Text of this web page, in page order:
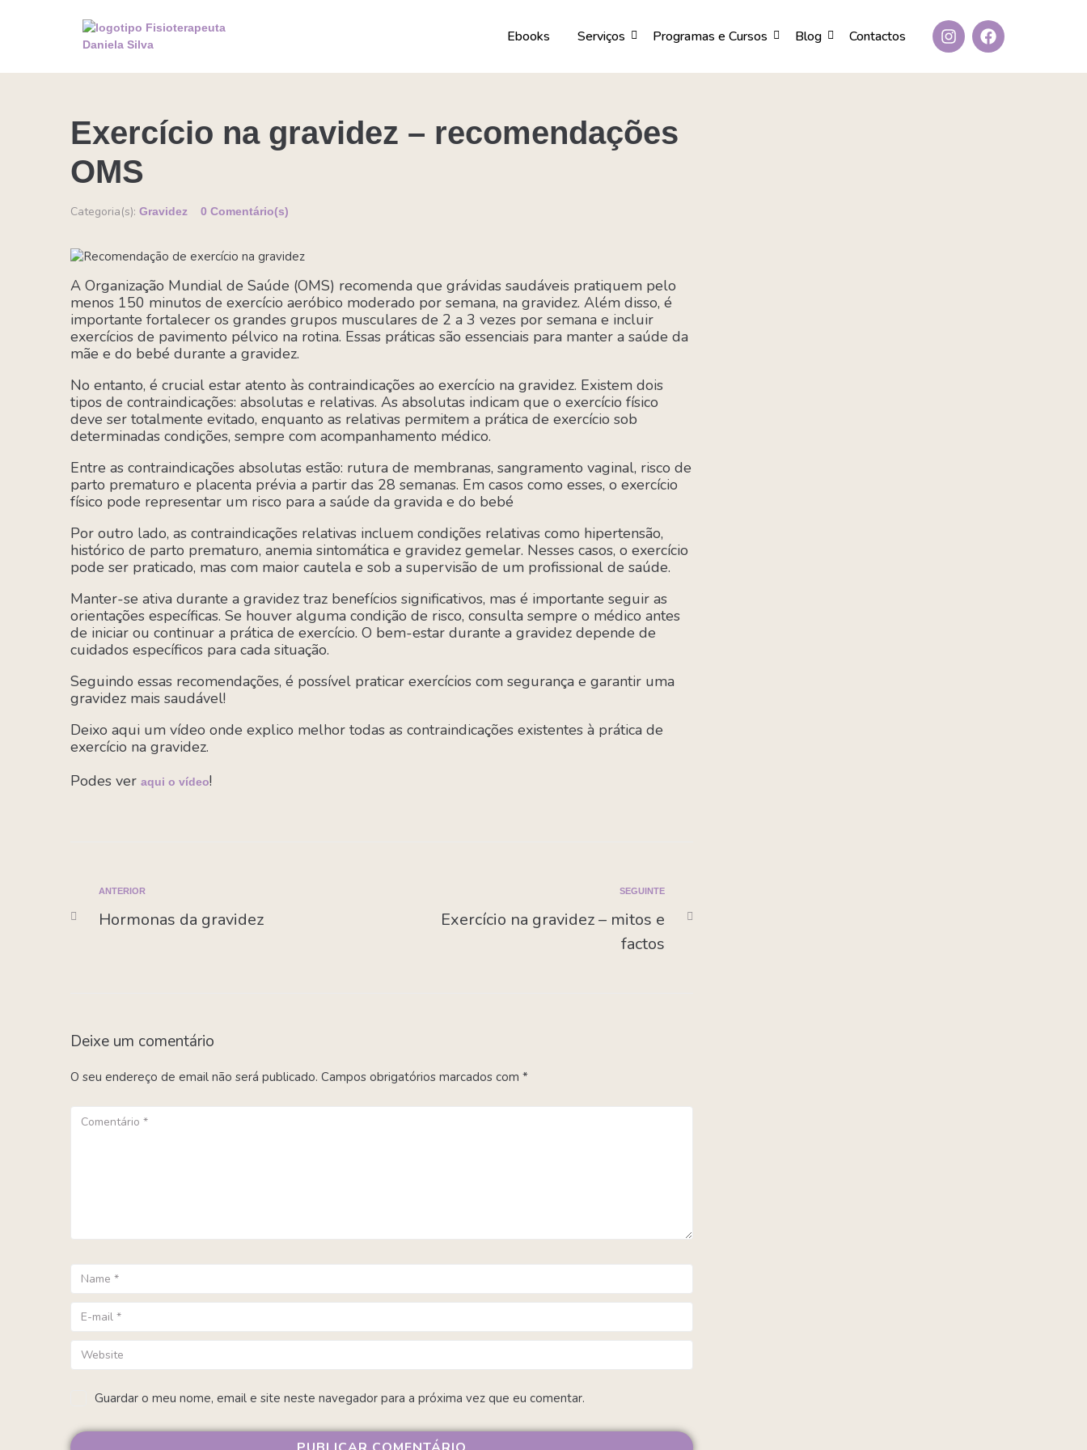
Ebooks Serviços Programas e Cursos Blog Contactos
Exercício na gravidez – recomendações
OMS
Categoria(s): Gravidez 0 Comentário(s)
A Organização Mundial de Saúde (OMS) recomenda que grávidas saudáveis ​​pratiquem pelo
menos 150 minutos de exercício aeróbico moderado por semana, na gravidez. Além disso, é
importante fortalecer os grandes grupos musculares de 2 a 3 vezes por semana e incluir
exercícios de pavimento pélvico na rotina. Essas práticas são essenciais para manter a saúde da
mãe e do bebé durante a gravidez.
No entanto, é crucial estar atento às contraindicações ao exercício na gravidez. Existem dois
tipos de contraindicações: absolutas e relativas. As absolutas indicam que o exercício físico
deve ser totalmente evitado, enquanto as relativas permitem a prática de exercício sob
determinadas condições, sempre com acompanhamento médico.
Entre as contraindicações absolutas estão: rutura de membranas, sangramento vaginal, risco de
parto prematuro e placenta prévia a partir das 28 semanas. Em casos como esses, o exercício
físico pode representar um risco para a saúde da gravida e do bebé
Por outro lado, as contraindicações relativas incluem condições relativas como hipertensão,
histórico de parto prematuro, anemia sintomática e gravidez gemelar. Nesses casos, o exercício
pode ser praticado, mas com maior cautela e sob a supervisão de um profissional de saúde.
Manter-se ativa durante a gravidez traz benefícios significativos, mas é importante seguir as
orientações específicas. Se houver alguma condição de risco, consulta sempre o médico antes
de iniciar ou continuar a prática de exercício. O bem-estar durante a gravidez depende de
cuidados específicos para cada situação.
Seguindo essas recomendações, é possível praticar exercícios com segurança e garantir uma
gravidez mais saudável!
Deixo aqui um vídeo onde explico melhor todas as contraindicações existentes à prática de
exercício na gravidez.
Podes ver aqui o vídeo!
ANTERIOR
Hormonas da gravidez
SEGUINTE
Exercício na gravidez – mitos e
factos
Deixe um comentário
O seu endereço de email não será publicado. Campos obrigatórios marcados com *
Guardar o meu nome, email e site neste navegador para a próxima vez que eu comentar.